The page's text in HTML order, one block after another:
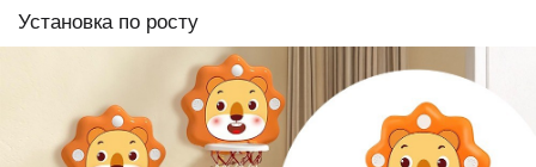
Установка по росту